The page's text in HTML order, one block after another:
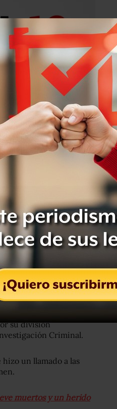
quienes
Nacional y personal de
informaron sobre
de Juventino Rosas
su división
Criminal.
un llamado a las
muertos y un herido